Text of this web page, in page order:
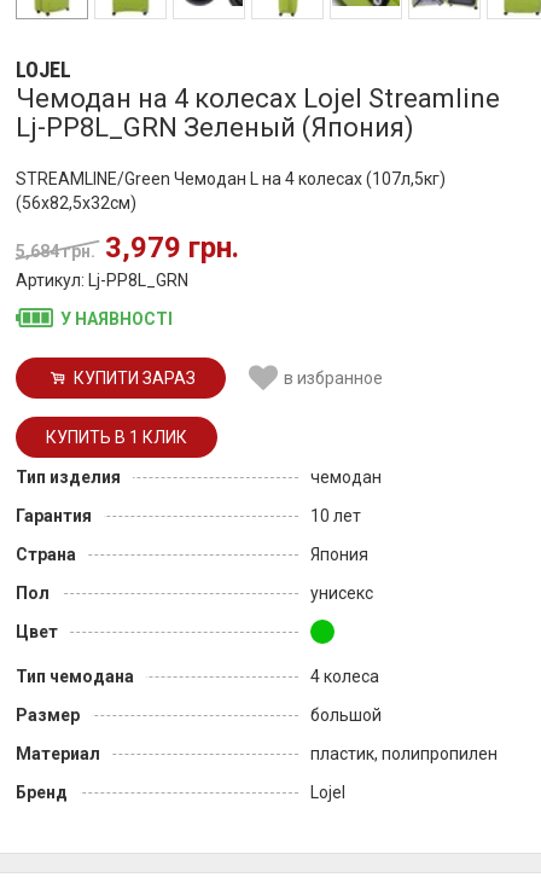
LOJEL
Чемодан на 4 колесах Lojel Streamline
Lj-PP8L_GRN Зеленый (Япония)
STREAMLINE/Green Чемодан L на 4 колесах (107л,5кг)
(56x82,5x32см)
5,684 грн. 3,979 грн.
Артикул: Lj-PP8L_GRN
У НАЯВНОСТІ
КУПИТИ ЗАРАЗ в избранное
Тип изделия
чемодан
Гарантия
10 лет
Страна
Япония
Пол
унисекс
Цвет
Тип чемодана
4 колеса
Размер
большой
Материал
пластик, полипропилен
Бренд
Lojel